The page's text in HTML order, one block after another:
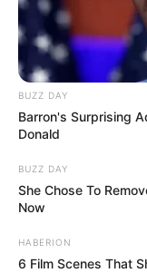
BUZZ DAY
Barron's Surprising
Donald
BUZZ DAY
She Chose To
Now
HABERION
6 Film Scenes That